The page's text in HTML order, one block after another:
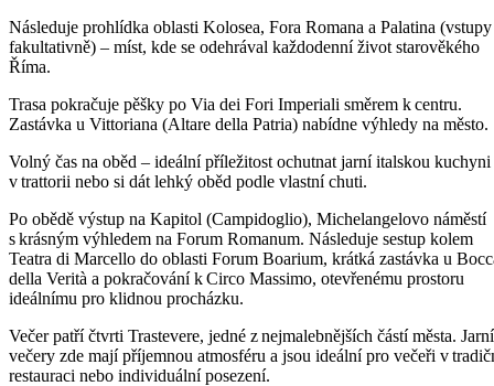
Následuje prohlídka oblasti Kolosea, Fora Romana a Palatina (vstupy
fakultativně) – míst, kde se odehrával každodenní život starověkého
Říma.
Trasa pokračuje pěšky po Via dei Fori Imperiali směrem k centru.
Zastávka u Vittoriana (Altare della Patria) nabídne výhledy na město.
Volný čas na oběd – ideální příležitost ochutnat jarní italskou kuchyni
v trattorii nebo si dát lehký oběd podle vlastní chuti.
Po obědě výstup na Kapitol (Campidoglio), Michelangelovo náměstí
s krásným výhledem na Forum Romanum. Následuje sestup kolem
Teatra di Marcello do oblasti Forum Boarium, krátká zastávka u
della Verità a pokračování k Circo Massimo, otevřenému prostoru
ideálnímu pro klidnou procházku.
Večer patří čtvrti Trastevere, jedné z nejmalebnějších částí města. Jarní
večery zde mají příjemnou atmosféru a jsou ideální pro večeři v
restauraci nebo individuální posezení.